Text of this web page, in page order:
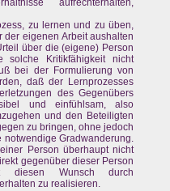
aufrechterhalten,
zu lernen und zu üben,
der eigenen Arbeit aushalten
über die (eigene) Person
solche Kritikfähigkeit nicht
bei der Formulierung von
daß der Lernprozesses
des Gegenübers
und einfühlsam, also
und den Beteiligten
zu bringen, ohne jedoch
Gradwanderung.
Person überhaupt nicht
gegenüber dieser Person
diesen Wunsch durch
zu realisieren.